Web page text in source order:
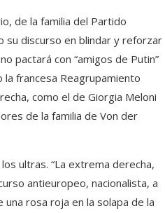
de la familia del Partido
su discurso en blindar y reforzar
pactará con “amigos de Putin”
francesa Reagrupamiento
como el de Giorgia Meloni
de la familia de Von der
ultras. “La extrema derecha,
antieuropeo, nacionalista, a
una rosa roja en la solapa de la